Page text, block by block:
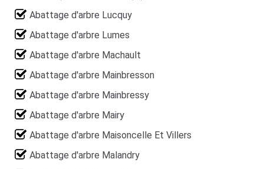
Abattage d'arbre Lucquy
Abattage d'arbre Lumes
Abattage d'arbre Machault
Abattage d'arbre Mainbresson
Abattage d'arbre Mainbressy
Abattage d'arbre Mairy
Abattage d'arbre Maisoncelle Et Villers
Abattage d'arbre Malandry